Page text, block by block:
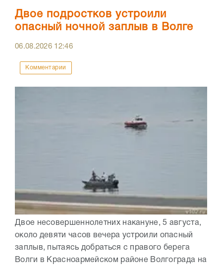
Двое подростков устроили
опасный ночной заплыв в Волге
06.08.2026 12:46
Комментарии
Двое несовершеннолетних накануне, 5 августа,
около девяти часов вечера устроили опасный
заплыв, пытаясь добраться с правого берега
Волги в Красноармейском районе Волгограда на